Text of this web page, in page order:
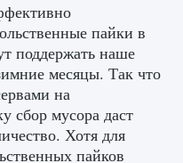
Крист в
0
пайки в
поддержать наше
месяцы. Так что
на
сбор мусора даст
Хотя для
пайков